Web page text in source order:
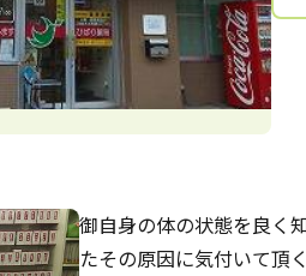
御自身の体の状態を良く
たその原因に気付いて頂